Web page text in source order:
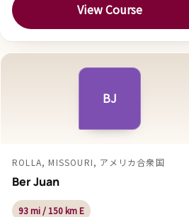
View Course
BJ
ROLLA, MISSOURI, アメリカ合衆国
Ber Juan
93 mi / 150 km E